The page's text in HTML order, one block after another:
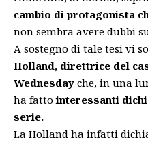
cambio di protagonista
non sembra avere dubbi
A sostegno di tale tesi vi
Holland, direttrice del
Wednesday che, in una
ha fattointeressanti
serie.
La Holland ha infatti